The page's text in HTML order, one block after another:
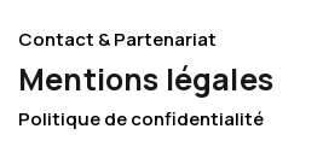
Contact & Partenariat
Mentions légales
Politique de confidentialité